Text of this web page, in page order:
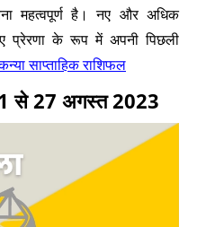
महत्वपूर्ण है। नए और अधिक
प्रेरणा के रूप में अपनी पिछली
साप्ताहिक राशिफल
से 27 अगस्त 2023